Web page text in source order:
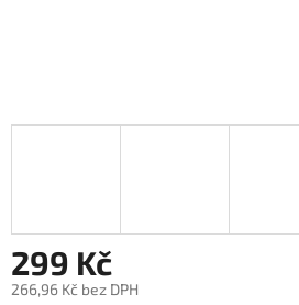
299 Kč
266,96 Kč bez DPH